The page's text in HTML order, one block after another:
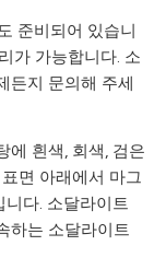
준비되어 있습니
가 가능합니다. 소
든지 문의해 주세
에 흰색, 회색, 검은
면 아래에서 마그
다. 소달라이트
하는 소달라이트